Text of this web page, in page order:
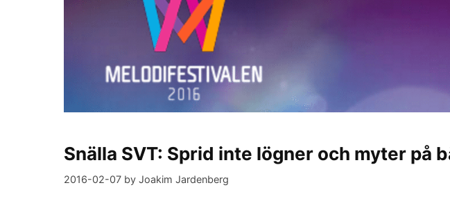
Snälla SVT: Sprid inte lögner och myter på
2016-02-07 by Joakim Jardenberg